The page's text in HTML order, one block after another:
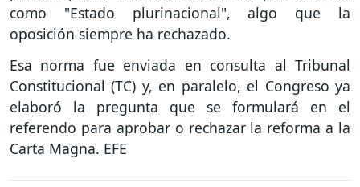
como "Estado plurinacional", algo que la
oposición siempre ha rechazado.
Esa norma fue enviada en consulta al Tribunal
Constitucional (TC) y, en paralelo, el Congreso ya
elaboró la pregunta que se formulará en el
referendo para aprobar o rechazar la reforma a la
Carta Magna. EFE